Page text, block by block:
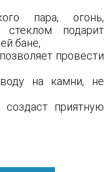
пара, огонь,
подарит
бане,
провести
на камни, не
приятную